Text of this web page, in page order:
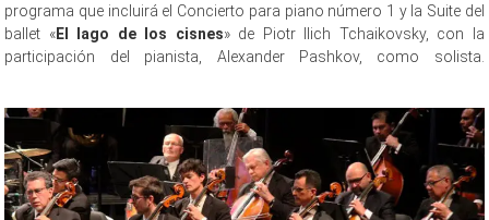
programa que incluirá el Concierto para piano número 1 y la Suite del
ballet «El lago de los cisnes» de Piotr Ilich Tchaikovsky, con la
participación del pianista, Alexander Pashkov, como solista.